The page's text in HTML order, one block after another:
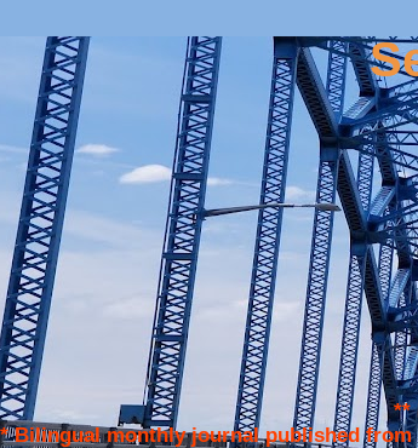
**
* Bilingual monthly journal published from